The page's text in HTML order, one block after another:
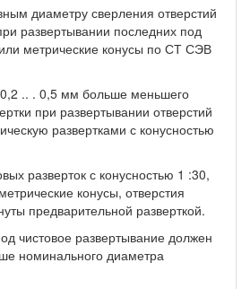
диаметру сверления отверстий
развертывании последних под
мет­рические конусы по СТ СЭВ
.. . 0,5 мм больше меньшего
при развертывании отверстий
развертками с конусностью
разверток с конусностью 1 :30,
конусы, отверстия
предварительной разверткой.
чистовое развертывание должен
номинального диаметра